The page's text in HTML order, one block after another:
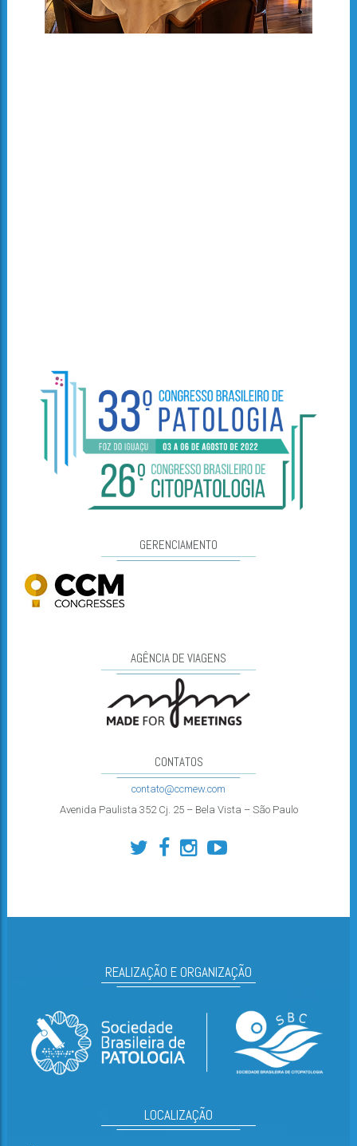
GERENCIAMENTO
AGÊNCIA DE VIAGENS
CONTATOS
contato@ccmew.com
Avenida Paulista 352 Cj. 25 – Bela Vista – São Paulo
REALIZAÇÃO E ORGANIZAÇÃO
LOCALIZAÇÃO